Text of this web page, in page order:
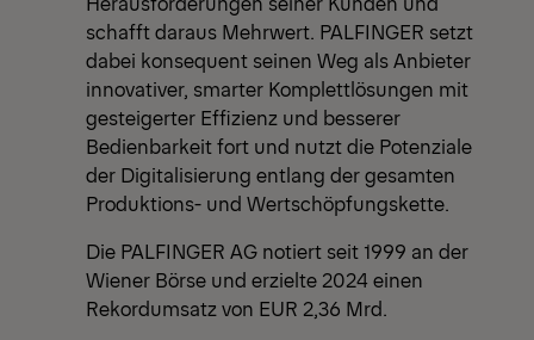
schafft daraus Mehrwert. PALFINGER setzt
dabei konsequent seinen Weg als Anbieter
innovativer, smarter Komplettlösungen mit
gesteigerter Effizienz und besserer
Bedienbarkeit fort und nutzt die Potenziale
der Digitalisierung entlang der gesamten
Produktions- und Wertschöpfungskette.
Die PALFINGER AG notiert seit 1999 an der
Wiener Börse und erzielte 2024 einen
Rekordumsatz von EUR 2,36 Mrd.